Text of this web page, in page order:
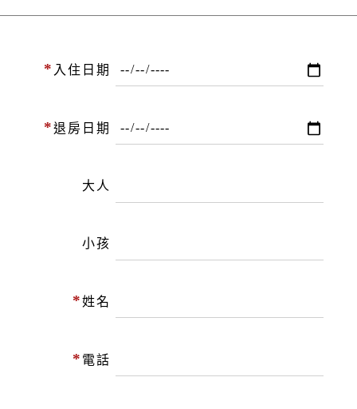
* 入住日期
*退房日期
大人
小孩
*姓名
* 電話